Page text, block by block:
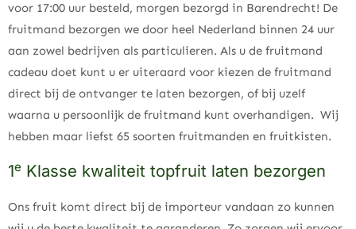
voor 17:00 uur besteld, morgen bezorgd in Barendrecht! De
fruitmand bezorgen we door heel Nederland binnen 24 uur
aan zowel bedrijven als particulieren. Als u de fruitmand
cadeau doet kunt u er uiteraard voor kiezen de fruitmand
direct bij de ontvanger te laten bezorgen, of bij uzelf
waarna u persoonlijk de fruitmand kunt overhandigen. Wij
hebben maar liefst 65 soorten fruitmanden en fruitkisten.
1e Klasse kwaliteit topfruit laten bezorgen
Ons fruit komt direct bij de importeur vandaan zo kunnen